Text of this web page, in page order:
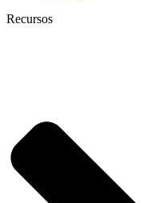
Recursos